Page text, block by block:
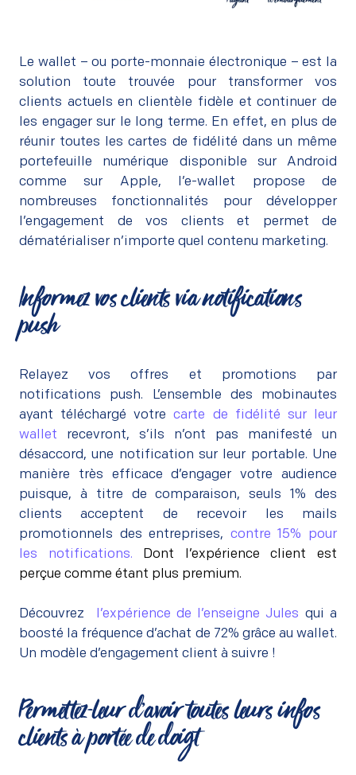
Le wallet – ou porte-monnaie électronique – est la
solution toute trouvée pour transformer vos
clients actuels en clientèle fidèle et continuer de
les engager sur le long terme. En effet, en plus de
réunir toutes les cartes de fidélité dans un même
portefeuille numérique disponible sur Android
comme sur Apple, l’e-wallet propose de
nombreuses fonctionnalités pour développer
l’engagement de vos clients et permet de
dématérialiser n’importe quel contenu marketing.
Informez vos clients via notifications
push
Relayez vos offres et promotions par
notifications push. L’ensemble des mobinautes
ayant téléchargé votrecarte de fidélité sur leur
wallet
recevront, s’ils n’ont pas manifesté un
désaccord, une notification sur leur portable. Une
manière très efficace d’engager votre audience
puisque, à titre de comparaison, seuls 1% des
clients acceptent de recevoir les mails
promotionnels des entreprises, contre 15% pour
les notifications.
Dont l’expérience client est
perçue comme étant plus premium.
Découvrez
l’expérience de l’enseigne Jules qui a
boosté la fréquence d’achat de 72% grâce au wallet.
Un modèle d’engagement client à suivre !
Permettez-leur d’avoir toutes leurs infos
clients à portée de doigt